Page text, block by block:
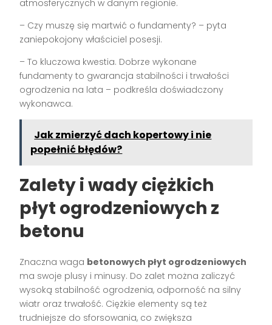
atmosferycznych w danym regionie.
– Czy muszę się martwić o fundamenty? – pyta
zaniepokojony właściciel posesji.
– To kluczowa kwestia. Dobrze wykonane
fundamenty to gwarancja stabilności i trwałości
ogrodzenia na lata – podkreśla doświadczony
wykonawca.
Jak zmierzyć dach kopertowy i nie
popełnić błędów?
Zalety i wady ciężkich
płyt ogrodzeniowych z
betonu
Znaczna waga betonowych płyt ogrodzeniowych
ma swoje plusy i minusy. Do zalet można zaliczyć
wysoką stabilność ogrodzenia, odporność na silny
wiatr oraz trwałość. Ciężkie elementy są też
trudniejsze do sforsowania, co zwiększa